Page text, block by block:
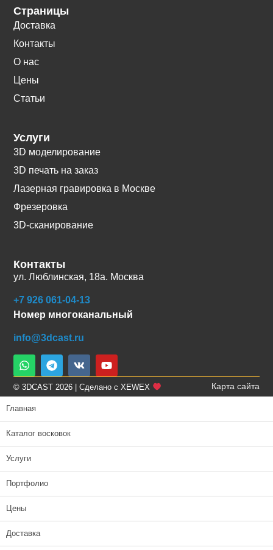
Страницы
Доставка
Контакты
О нас
Цены
Статьи
Услуги
3D моделирование
3D печать на заказ
Лазерная гравировка в Москве
Фрезеровка
3D-сканирование
Контакты
ул. Люблинская, 18а. Москва
+7 926 061-04-13
Номер многоканальный
info@3dcast.ru
© 3DCAST 2026 | Сделано с XEWEX Карта сайта
Главная
Каталог восковок
Услуги
Портфолио
Цены
Доставка